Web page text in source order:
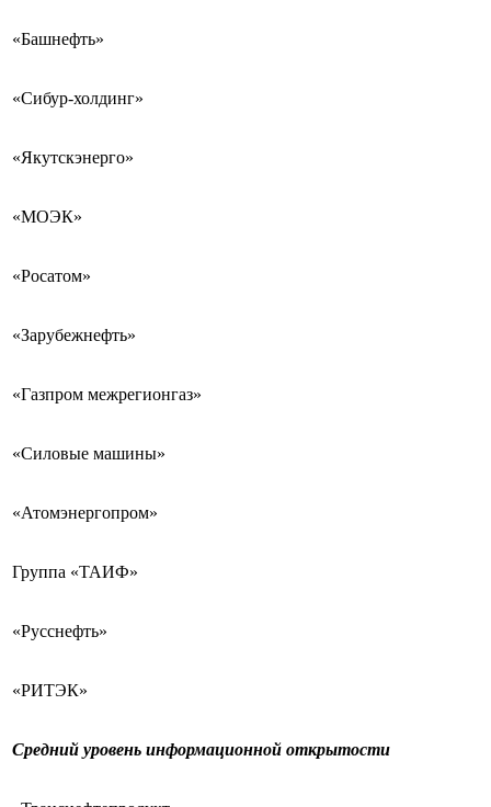
«Башнефть»
«Сибур-холдинг»
«Якутскэнерго»
«МОЭК»
«Росатом»
«Зарубежнефть»
«Газпром межрегионгаз»
«Силовые машины»
«Атомэнергопром»
Группа «ТАИФ»
«Русснефть»
«РИТЭК»
Средний уровень информационной открытости